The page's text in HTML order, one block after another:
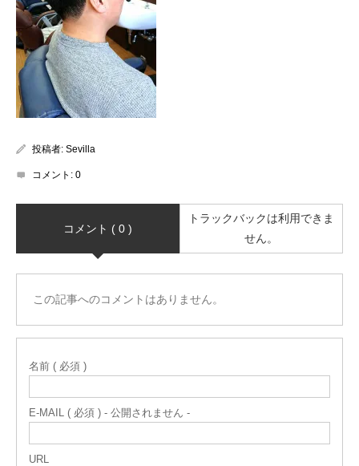
投稿者: Sevilla
コメント: 0
コメント ( 0 )
トラックバックは利用できま
せん。
この記事へのコメントはありません。
名前 ( 必須 )
E-MAIL ( 必須 ) - 公開されません -
URL